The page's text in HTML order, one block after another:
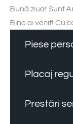
Bună ziua! Sunt
Bine ai venit! Cu
Piese
Placaj
Prestări